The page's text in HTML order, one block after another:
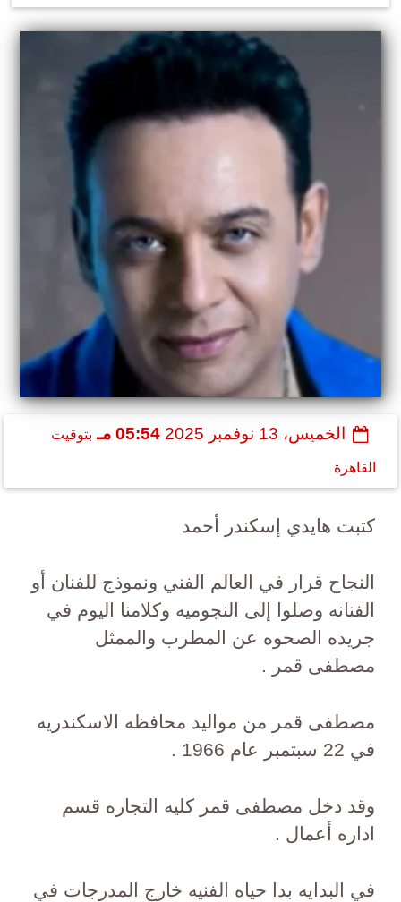
الخميس، 13 نوفمبر 2025 05:54 مـ بتوقيت
القاهرة
كتبت هايدي إسكندر أحمد
النجاح قرار في العالم الفني ونموذج للفنان أو
الفنانه وصلوا إلى النجوميه وكلامنا اليوم في
جريده الصحوه عن المطرب والممثل
مصطفى قمر .
مصطفى قمر من مواليد محافظه الاسكندريه
في 22 سبتمبر عام 1966 .
وقد دخل مصطفى قمر كليه التجاره قسم
اداره أعمال .
في البدايه بدا حياه الفنيه خارج المدرجات في